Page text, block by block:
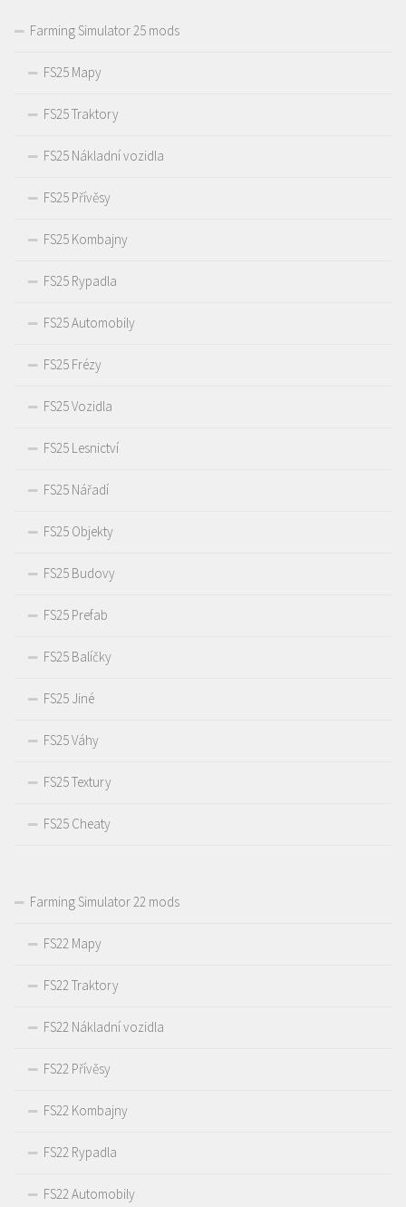
Farming Simulator 25 mods
FS25 Mapy
FS25 Traktory
FS25 Nákladní vozidla
FS25 Přívěsy
FS25 Kombajny
FS25 Rypadla
FS25 Automobily
FS25 Frézy
FS25 Vozidla
FS25 Lesnictví
FS25 Nářadí
FS25 Objekty
FS25 Budovy
FS25 Prefab
FS25 Balíčky
FS25 Jiné
FS25 Váhy
FS25 Textury
FS25 Cheaty
Farming Simulator 22 mods
FS22 Mapy
FS22 Traktory
FS22 Nákladní vozidla
FS22 Přívěsy
FS22 Kombajny
FS22 Rypadla
FS22 Automobily